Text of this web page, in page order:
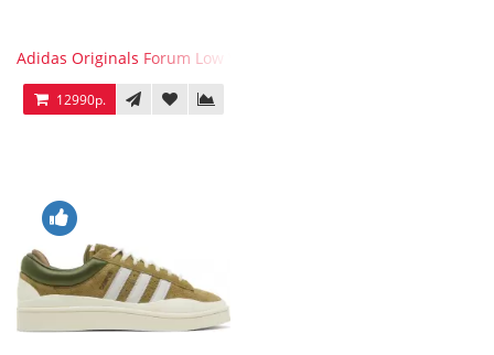
Adidas Originals Forum Low WB White Blue
12990р.